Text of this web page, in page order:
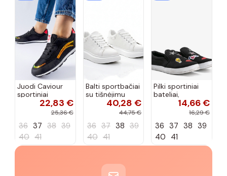
Juodi Caviour
sportiniai
sportbačiai22,83 €
25,36 €
36 37 38 39
40 41
Balti sportbačiai
su tišnėjimu
Peyton40,28 €
44,75 €
36 37 38 39
40 41
Pilki sportiniai
bateliai,
„Justice"14,66 €
16,29 €
36 37 38 39
40 41